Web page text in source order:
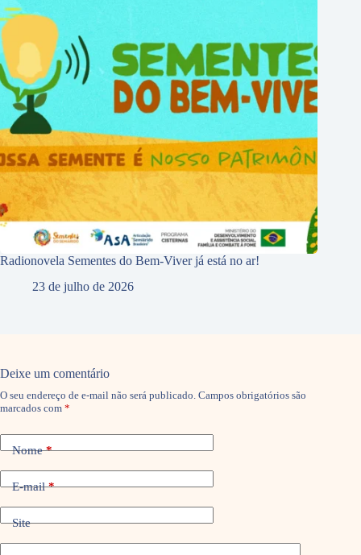
Radionovela Sementes do Bem-Viver já está no ar!
23 de julho de 2026
Deixe um comentário
O seu endereço de e-mail não será publicado. Campos obrigatórios são
marcados com *
Nome*
E-mail*
Site